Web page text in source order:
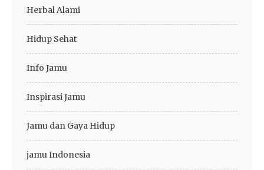
Herbal Alami
Hidup Sehat
Info Jamu
Inspirasi Jamu
Jamu dan Gaya Hidup
jamu Indonesia